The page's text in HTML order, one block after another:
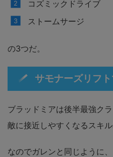
コズミックドライブ
ストームサージ
の3つだ。
サモナーズリフ
ブラッドミアは後半最強クラ
敵に接近しやすくなるスキル
なのでガレンと同じように、